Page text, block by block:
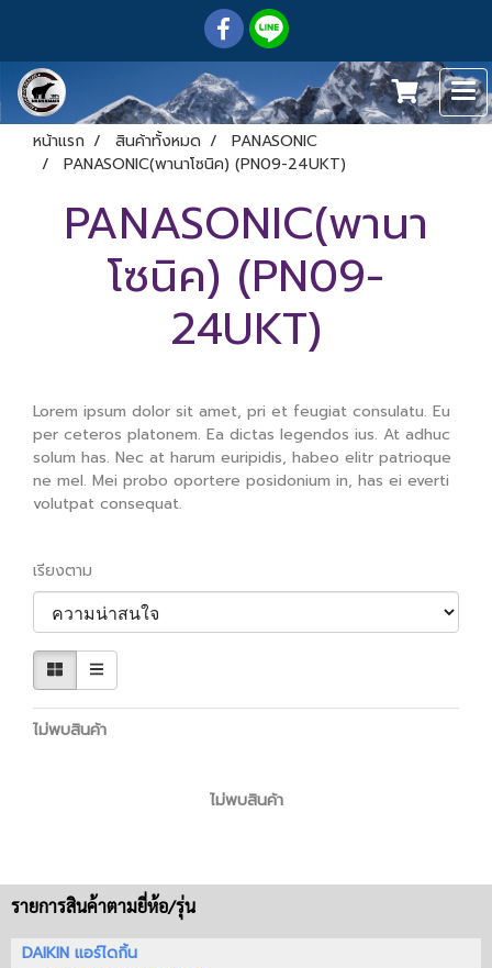
หน้าแรก สินค้าทั้งหมด
PANASONIC
PANASONIC(พานาโซนิค) (PN09-24UKT)
PANASONIC(พานา
โซนิค) (PN09-
24UKT)
Lorem ipsum dolor sit amet, pri et feugiat consulatu. Eu
per ceteros platonem. Ea dictas legendos ius. At adhuc
solum has. Nec at harum euripidis, habeo elitr patrioque
ne mel. Mei probo oportere posidonium in, has ei everti
volutpat consequat.
เรียงตาม
ไม่พบสินค้า
ไม่พบสินค้า
รายการสินค้าตามยี่ห้อ/รุ่น
DAIKIN แอร์ไดกิ้น